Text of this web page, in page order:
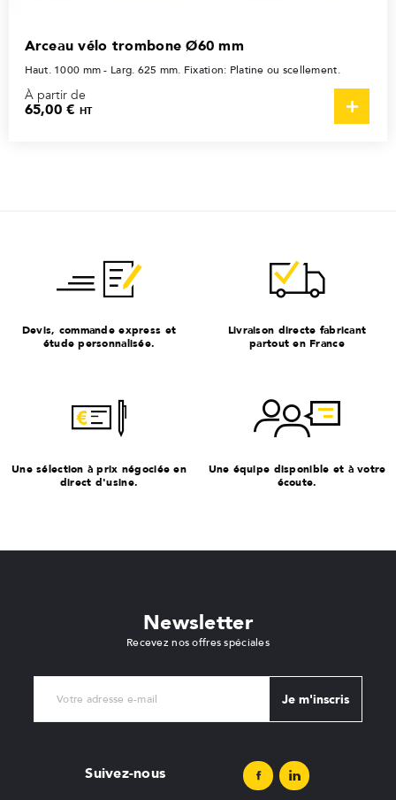
Arceau vélo trombone Ø60 mm
Haut. 1000 mm - Larg. 625 mm. Fixation: Platine ou scellement.
À partir de
65,00 € HT
Devis, commande express et
étude personnalisée.
Livraison directe fabricant
partout en France
Une sélection à prix négociée en
direct d'usine.
Une équipe disponible et à votre
écoute.
Newsletter
Recevez nos offres spéciales
Je m'inscris
Suivez-nous